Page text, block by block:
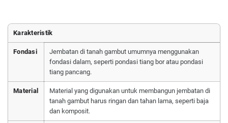
Karakteristik
Fondasi
Jembatan di tanah gambut umumnya menggunakan
fondasi dalam, seperti pondasi tiang bor atau pondasi
tiang pancang.
Material
Material yang digunakan untuk membangun jembatan di
tanah gambut harus ringan dan tahan lama, seperti baja
dan komposit.